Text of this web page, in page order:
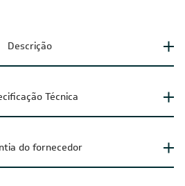
Descrição
Técnica
do fornecedor